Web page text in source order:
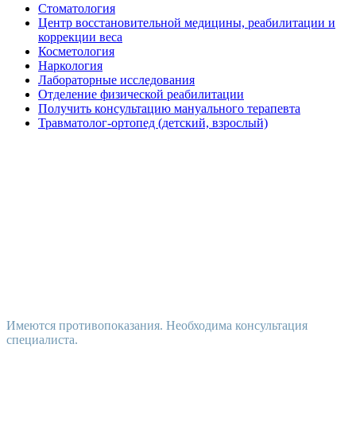
Стоматология
Центр восстановительной медицины, реабилитации и
коррекции веса
Косметология
Наркология
Лабораторные исследования
Отделение физической реабилитации
Получить консультацию мануального терапевта
Травматолог-ортопед (детский, взрослый)
Имеются противопоказания. Необходима консультация
специалиста.